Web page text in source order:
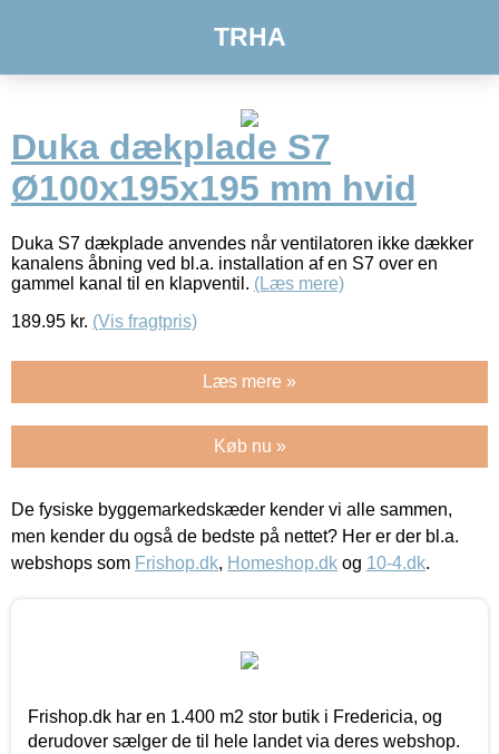
TRHA
Duka dækplade S7
Ø100x195x195 mm hvid
Duka S7 dækplade anvendes når ventilatoren ikke dækker
kanalens åbning ved bl.a. installation af en S7 over en
gammel kanal til en klapventil. (Læs mere)
189.95 kr. (Vis fragtpris)
Læs mere »
Køb nu »
De fysiske byggemarkedskæder kender vi alle sammen,
men kender du også de bedste på nettet? Her er der bl.a.
webshops som Frishop.dk, Homeshop.dk og 10-4.dk.
Frishop.dk har en 1.400 m2 stor butik i Fredericia, og
derudover sælger de til hele landet via deres webshop.